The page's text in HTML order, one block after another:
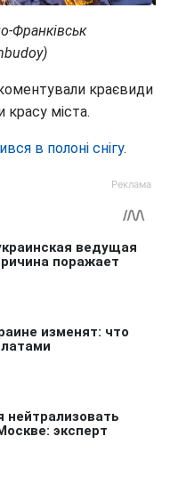
Франківськ
краєвиди
міста.
в полоні снігу.